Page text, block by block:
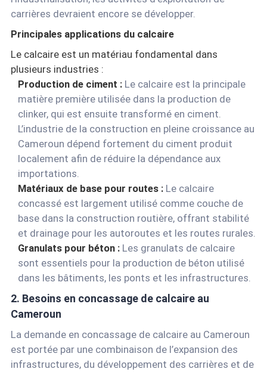
carrières devraient encore se développer.
Principales applications du calcaire
Le calcaire est un matériau fondamental dans
plusieurs industries :
Production de ciment :Le calcaire est la principale
matière première utilisée dans la production de
clinker, qui est ensuite transformé en ciment.
L’industrie de la construction en pleine croissance au
Cameroun dépend fortement du ciment produit
localement afin de réduire la dépendance aux
importations.
Matériaux de base pour routes : Le calcaire
concassé est largement utilisé comme couche de
base dans la construction routière, offrant stabilité
et drainage pour les autoroutes et les routes rurales.
Granulats pour béton : Les granulats de calcaire
sont essentiels pour la production de béton utilisé
dans les bâtiments, les ponts et les infrastructures.
2. Besoins en concassage de calcaire au
Cameroun
La demande en concassage de calcaire au Cameroun
est portée par une combinaison de l’expansion des
infrastructures, du développement des carrières et de